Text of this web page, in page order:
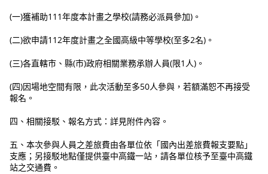
(一)獲補助111年度本計畫之學校(請務必派員參加)。
(二)欲申請112年度計畫之全國高級中等學校(至多2名)。
(三)各直轄市、縣(市)政府相關業務承辦人員(限1人)。
(四)因場地空間有限，此次活動至多50人參與，若額滿恕不再接受
報名。
四、相關接駁、報名方式：詳見附件內容。
五、本次參與人員之差旅費由各單位依「國內出差旅費報支要點」
支應；另接駁地點僅提供臺中高鐵一站，請各單位核予至臺中高鐵
站之交通費。